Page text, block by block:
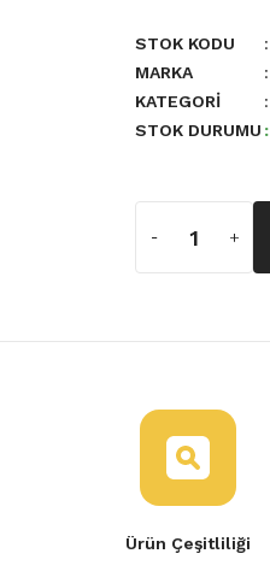
STOK KODU
MARKA
KATEGORI
STOK DURUMU
Ürün Çeşitliliği